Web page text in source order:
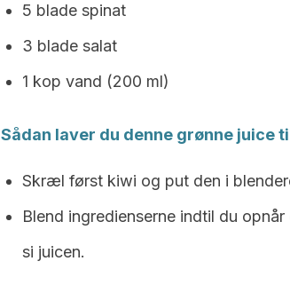
5 blade spinat
3 blade salat
1 kop vand (200 ml)
Sådan laver du denne grønne juice
Skræl først kiwi og put den i
Blend ingredienserne indtil du
si juicen.